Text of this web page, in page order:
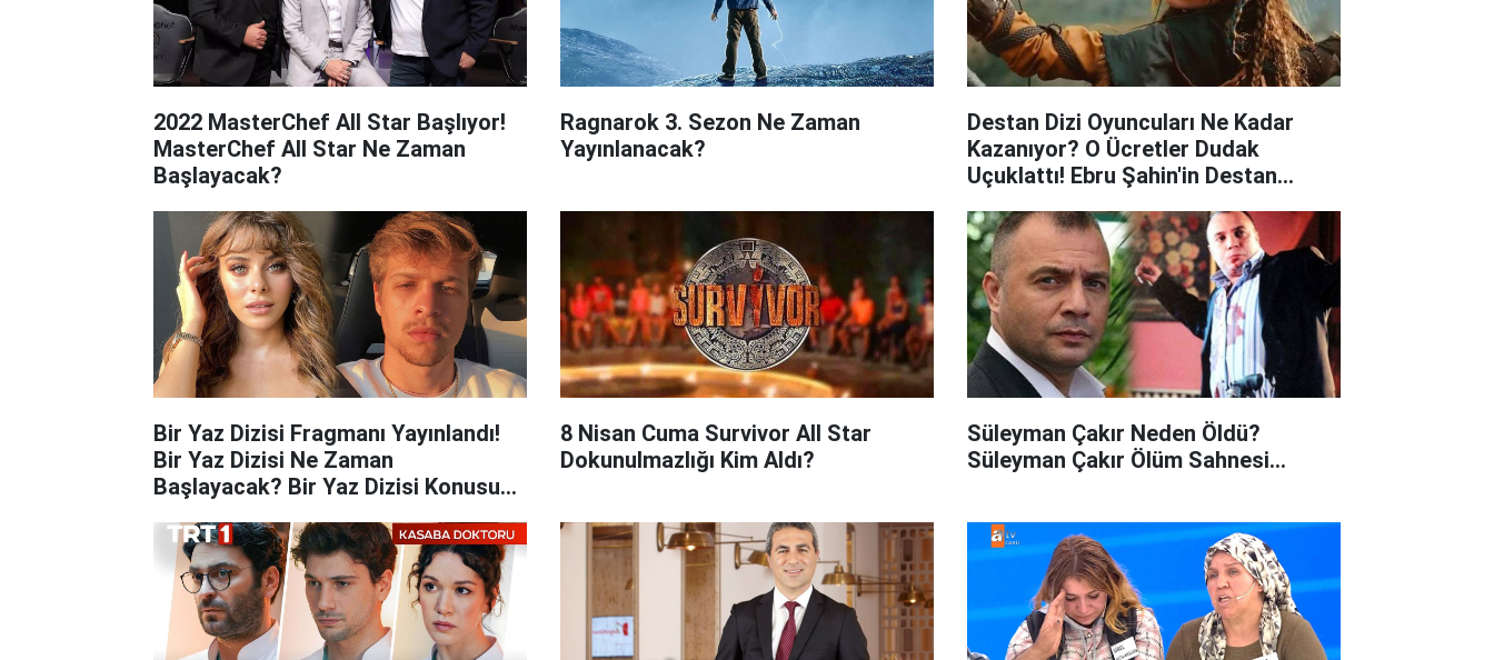
2022 MasterChef All Star Başlıyor!
MasterChef All Star Ne Zaman
Başlayacak?
Ragnarok 3. Sezon Ne Zaman
Yayınlanacak?
Destan Dizi Oyuncuları Ne Kadar
Kazanıyor? O Ücretler Dudak
Uçuklattı! Ebru Şahin'in Destan
Bir Yaz Dizisi Fragmanı Yayınlandı!
Bir Yaz Dizisi Ne Zaman
Başlayacak? Bir Yaz Dizisi Konusu
8 Nisan Cuma Survivor All Star
Dokunulmazlığı Kim Aldı?
Süleyman Çakır Neden Öldü?
Süleyman Çakır Ölüm Sahnesi...